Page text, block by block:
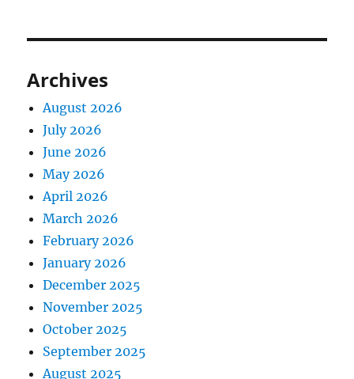
Archives
August 2026
July 2026
June 2026
May 2026
April 2026
March 2026
February 2026
January 2026
December 2025
November 2025
October 2025
September 2025
August 2025